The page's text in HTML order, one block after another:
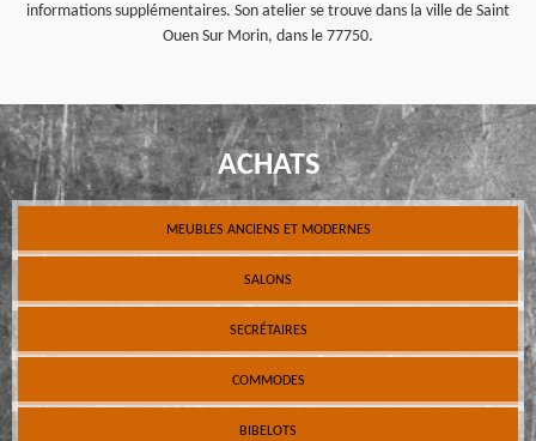
informations supplémentaires. Son atelier se trouve dans la ville de Saint
Ouen Sur Morin, dans le 77750.
ACHATS
MEUBLES ANCIENS ET MODERNES
SALONS
SECRÉTAIRES
COMMODES
BIBELOTS